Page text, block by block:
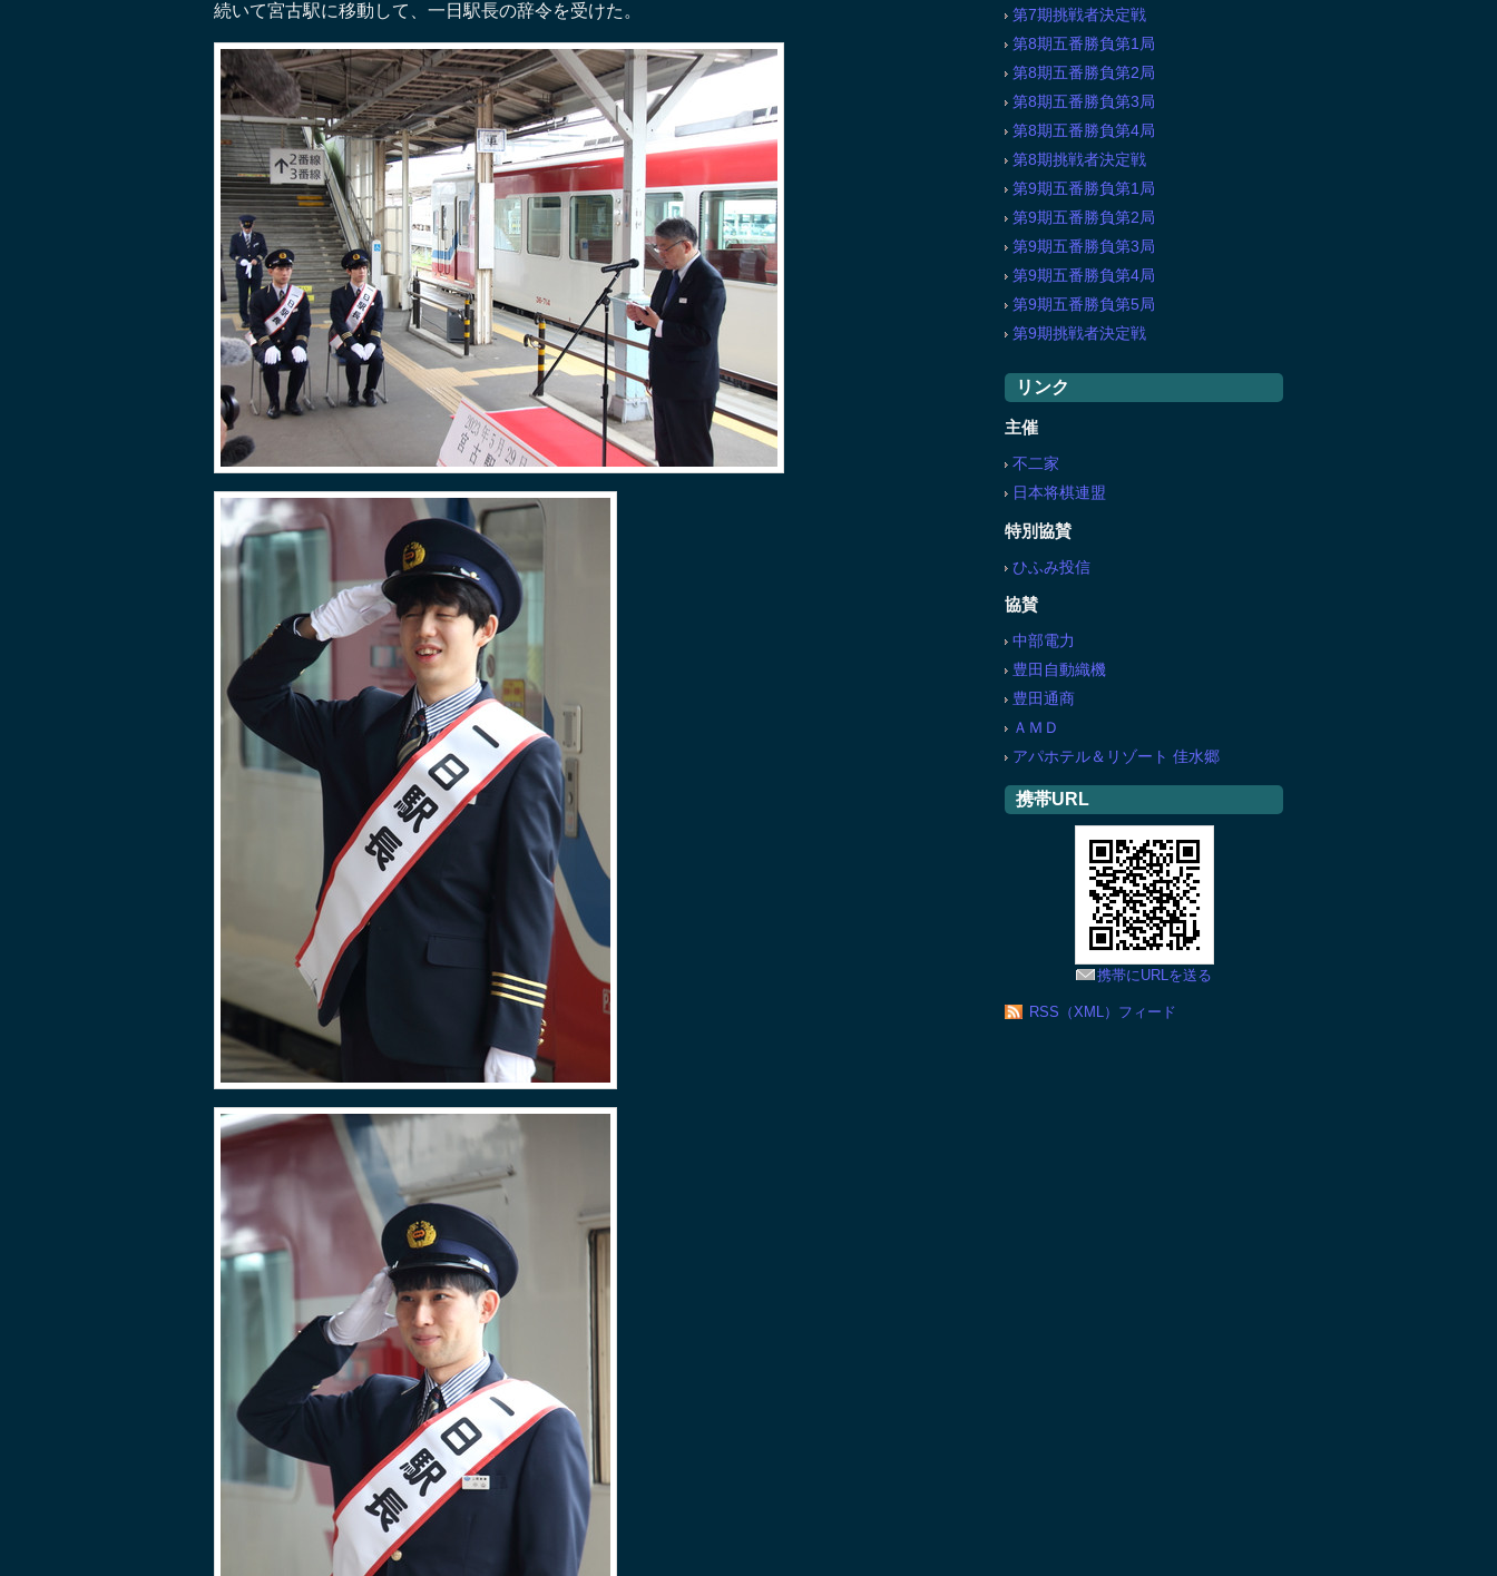
続いて宮古駅に移動して、一日駅長の辞令を受けた。
第7期挑戦者決定戦
第8期五番勝負第1局
第8期五番勝負第2局
第8期五番勝負第3局
第8期五番勝負第4局
第8期挑戦者決定戦
第9期五番勝負第1局
第9期五番勝負第2局
第9期五番勝負第3局
第9期五番勝負第4局
第9期五番勝負第5局
第9期挑戦者決定戦
リンク
主催
不二家
日本将棋連盟
特別協賛
ひふみ投信
協賛
中部電力
豊田自動織機
豊田通商
ＡＭＤ
アパホテル＆リゾート 佳水郷
携帯URL
携帯にURLを送る
RSS（XML）フィード